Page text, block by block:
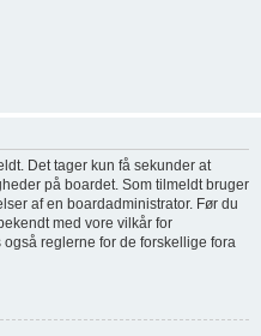
Det tager kun få sekunder at
på boardet. Som tilmeldt bruger
af en boardadministrator. Før du
med vore vilkår for
reglerne for de forskellige fora